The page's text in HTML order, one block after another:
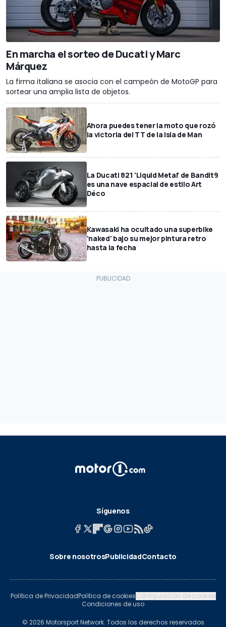
En marcha el sorteo de Ducati y Marc
Márquez
La firma italiana se asocia con el campeón de MotoGP para
sortear una amplia lista de objetos.
Ahora puedes tener la moto que rozó
la victoria del TT de la Isla de Man
La Ducati 821 'Liquid Metal' de Bandit9
es una nave espacial de estilo Art
Déco
Kawasaki ha ocultado una superbike
'naked' bajo su mejor pintura retro
hasta la fecha
Síguenos
Sobre nosotrosPublicidadContacto
Política de PrivacidadPolítica de cookiesConfiguración de cookies
Condiciones de uso
© 2026 Motorsport Network. Todos los derechos reservados